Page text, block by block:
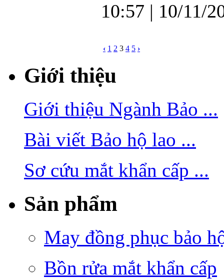
10:57 | 10/11/
‹ 1 2 3 4 5 ›
Giới thiệu
Giới thiệu Ngành Bảo ...
Bài viết Bảo hộ lao ...
Sơ cứu mắt khẩn cấp ...
Sản phẩm
May đồng phục bảo
Bồn rửa mắt khẩn cấp